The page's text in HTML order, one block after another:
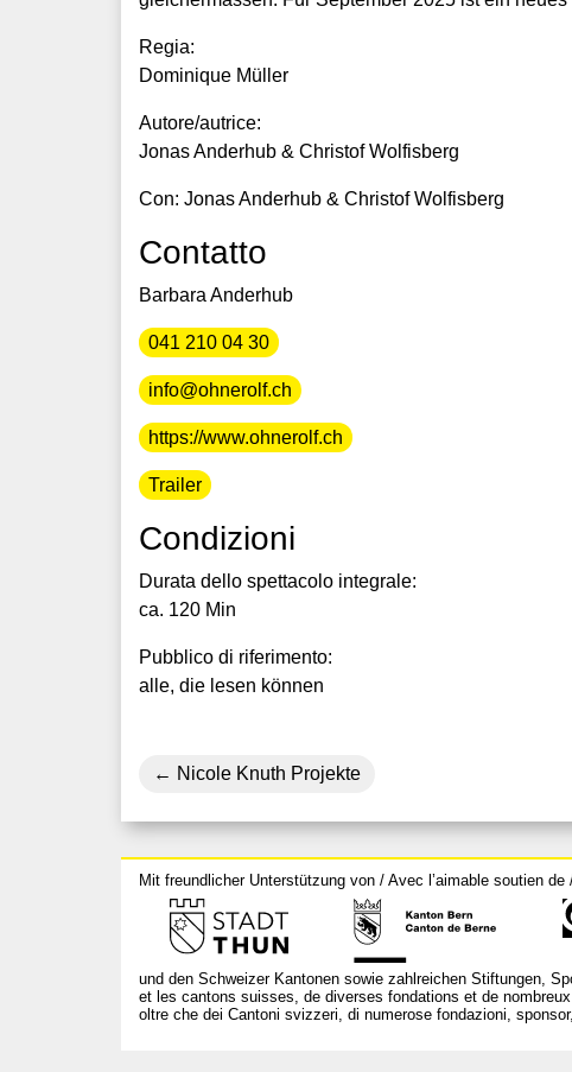
Regia:
Dominique Müller
Autore/autrice:
Jonas Anderhub & Christof Wolfisberg
Con: Jonas Anderhub & Christof Wolfisberg
Contatto
Barbara Anderhub
041 210 04 30
info@ohnerolf.ch
https://www.ohnerolf.ch
Trailer
Condizioni
Durata dello spettacolo integrale:
ca. 120 Min
Pubblico di riferimento:
alle, die lesen können
Nicole Knuth Projekte
Mit freundlicher Unterstützung von / Avec l’aimable soutien
und den Schweizer Kantonen sowie zahlreichen Stiftungen,
et les cantons suisses, de diverses fondations et de
oltre che dei Cantoni svizzeri, di numerose fondazioni,